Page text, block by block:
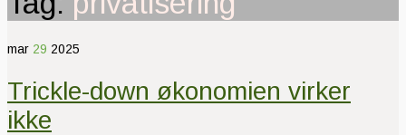
mar 29 2025
Trickle-down økonomien virker
ikke